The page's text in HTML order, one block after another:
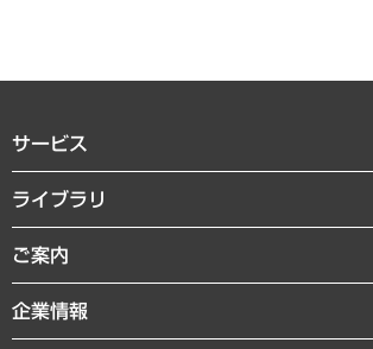
サービス
経営戦略
組織・人事戦略
デジタルイノベーション
ライブラリ
経済調査
レポート
コラム
ご案内
セミナー・イベント情報
MUFGビジネスセミナー
企業情報